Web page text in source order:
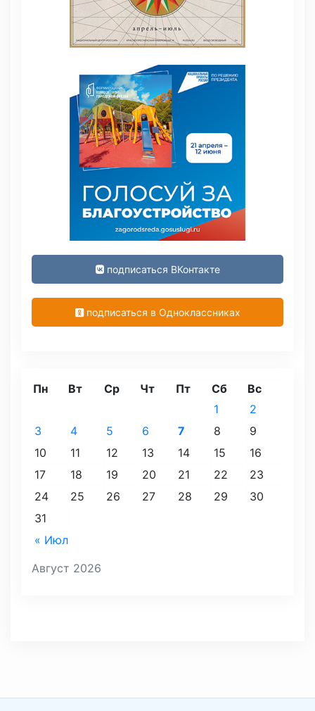
подписаться ВКонтакте
подписаться в Одноклассниках
Август 2026
Пн Вт Ср Чт Пт Сб Вс
« Июл
1
2
3
4 5 6 7 8
9
10
11 12 13 14 15
16
17
18 19 20 21 22
23
24
25 26 27 28 29
30
31